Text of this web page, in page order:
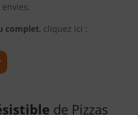
complet, cliquez ici :
de Pizzas